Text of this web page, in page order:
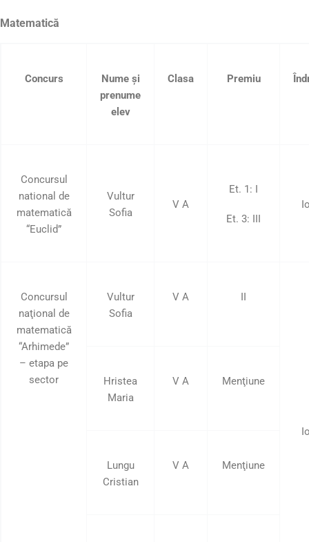
Matematică
Concurs
Nume şi
prenume
elev
Clasa Premiu
Concursul
national de
matematică
“Euclid”
Vultur
Sofia
V A
Et. 1: I
Et. 3: III
Concursul
naţional de
matematică
“Arhimede”
– etapa pe
sector
Vultur
Sofia
V A II
Hristea
Maria
V A Menţiune
Lungu
Cristian
V A Menţiune